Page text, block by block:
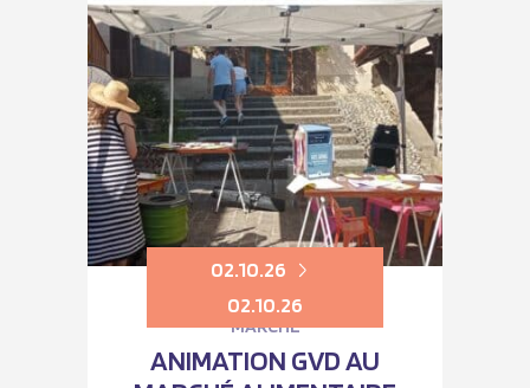
02.10.26
02.10.26
MARCHÉ
ANIMATION GVD AU